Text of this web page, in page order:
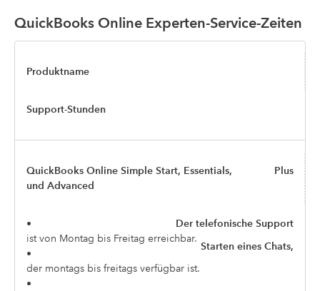
QuickBooks Online Experten-Service-Zeiten
Produktname
Support-Stunden
QuickBooks Online Simple Start, Essentials,
Plus
und Advanced
•
Der telefonische Support
ist von Montag bis Freitag erreichbar.
•
Starten eines Chats,
der montags bis freitags verfügbar ist.
•